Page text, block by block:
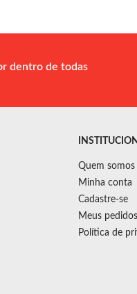
dentro de todas
Quem somos
Minha conta
Cadastre-se
Meus pedidos
Política de